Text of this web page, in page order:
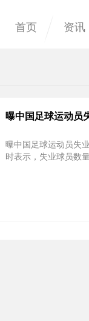
首页 资讯
曝中国足球运动员
曝中国足球运动员失
时表示，失业球员数